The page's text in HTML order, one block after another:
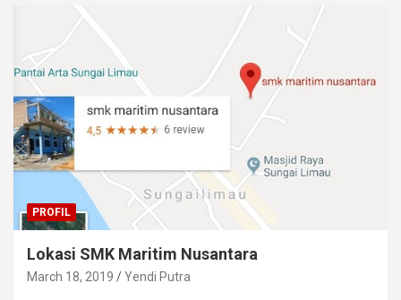
PROFIL
Lokasi SMK Maritim Nusantara
March 18, 2019 Yendi Putra